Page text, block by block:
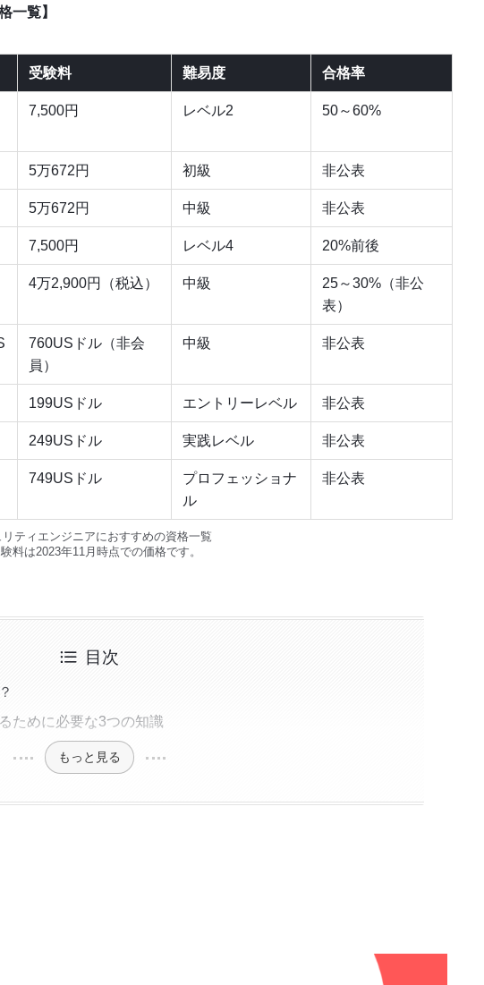
一覧】
受験料 難易度 合格率
7,500円 レベル2 50～60%
5万672円 初級 非公表
5万672円 中級 非公表
7,500円 レベル4 20%前後
4万2,900円（税込） 中級
25～30%（非公
表）
760USドル（非会
員）
中級 非公表
199USドル エントリーレベル 非公表
249USドル 実践レベル 非公表
749USドル
プロフェッショナ
ル
非公表
リティエンジニアにおすすめの資格一覧
料は2023年11月時点での価格です。
目次
ために必要な3つの知識
もっと見る